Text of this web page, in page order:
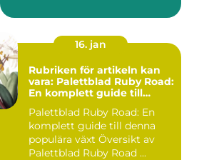
16. jan
Rubriken för artikeln kan
vara: Palettblad Ruby Road:
En komplett guide till
Palettblad Ruby Road: En
komplett guide till denna
populära växt Översikt av
Palettblad Ruby Road ...